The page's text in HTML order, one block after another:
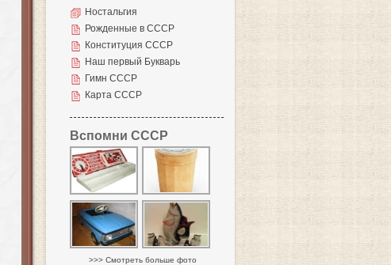
Ностальгия
Рожденные в СССР
Конституция СССР
Наш первый Букварь
Гимн СССР
Карта СССР
Вспомни СССР
>>> Смотреть больше фото